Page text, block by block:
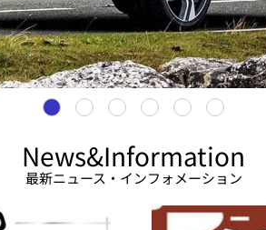
News&Information
最新ニュース・インフォメーション